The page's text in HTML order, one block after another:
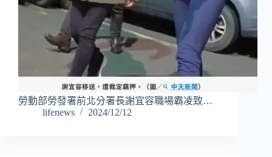
勞動部勞發署前北分署長謝宜容職場霸凌致…
lifenews
2024/12/12